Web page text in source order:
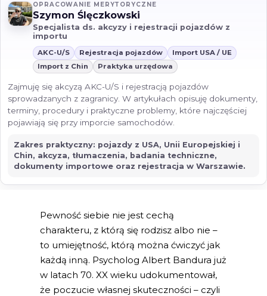
Pewność siebie nie jest cechą
charakteru, z którą się rodzisz albo nie –
to umiejętność, którą można ćwiczyć jak
każdą inną. Psycholog Albert Bandura już
w latach 70. XX wieku udokumentował,
że poczucie własnej skuteczności – czyli
OPRACOWANIE MERYTORYCZNE
Szymon Ślęczkowski
Specjalista ds. akcyzy i rejestracji pojazdów z
importu
AKC-U/S Rejestracja pojazdów
Import USA / UE
Import z Chin
Praktyka urzędowa
Zajmuję się akcyzą AKC-U/S i rejestracją pojazdów
sprowadzanych z zagranicy. W artykułach opisuję dokumenty,
terminy, procedury i praktyczne problemy, które najczęściej
pojawiają się przy imporcie samochodów.
Zakres praktyczny: pojazdy z USA, Unii Europejskiej i
Chin, akcyza, tłumaczenia, badania techniczne,
dokumenty importowe oraz rejestracja w Warszawie.